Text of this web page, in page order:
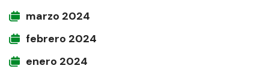
marzo 2024
febrero 2024
enero 2024